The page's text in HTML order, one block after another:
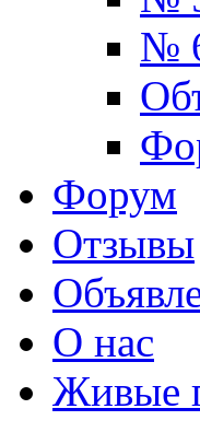
№
Форум
Отзывы
О нас
Живые